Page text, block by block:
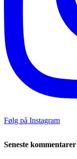
Følg på Instagram
Seneste kommentarer